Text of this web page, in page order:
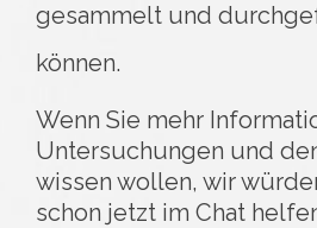
gesammelt und
können.
Wenn Sie mehr
Untersuchungen und
wissen wollen, wir
schon jetzt im Chat